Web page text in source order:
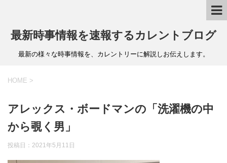
最新時事情報を速報するカレントブログ
最新の様々な時事情報を、カレントリーに解説しお伝えします。
HOME >
アレックス・ボードマンの「洗濯機の中
から覗く男」
投稿日： 2021年5月11日